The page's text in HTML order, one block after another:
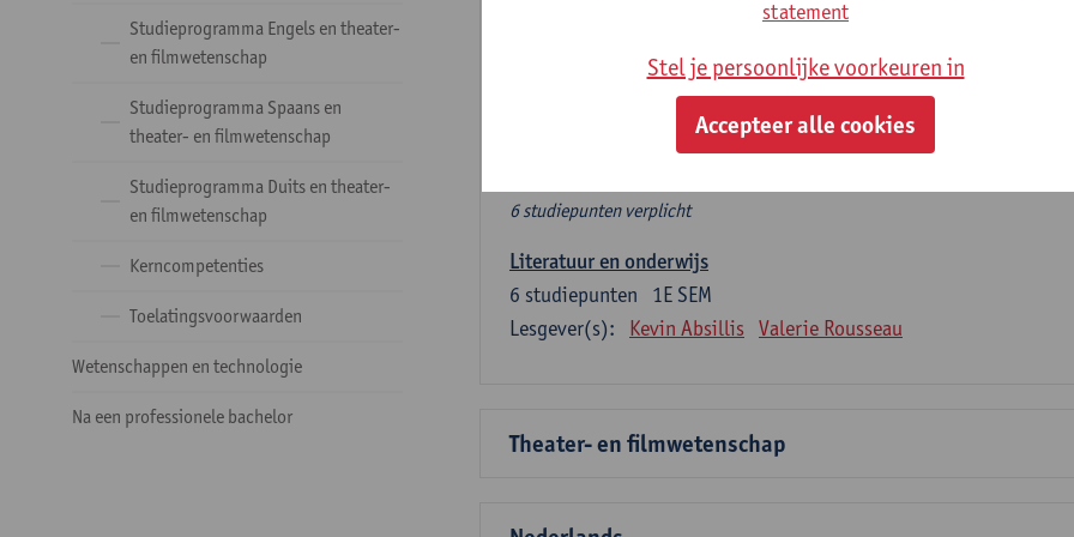
Studieprogramma Engels en theater-
en filmwetenschap
Studieprogramma Spaans en
theater- en filmwetenschap
Studieprogramma Duits en theater-
en filmwetenschap
Kerncompetenties
Toelatingsvoorwaarden
Wetenschappen en technologie
Na een professionele bachelor
Verplicht algemeen opleidingsonderdeel
Deze 6 verplichte studiepunten tellen mee in de
6 studiepunten verplicht
Literatuur en onderwijs
1E SEM
6 studiepunten
Lesgever(s):
Kevin Absillis Valerie Rousseau
Theater- en filmwetenschap
statement
Stel je persoonlijke voorkeuren in
Accepteer alle cookies